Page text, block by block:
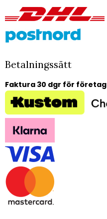
Betalningssätt
Faktura 30 dgr för företag